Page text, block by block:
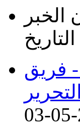
الخبر
التاريخ
فريق
التحرير
03-